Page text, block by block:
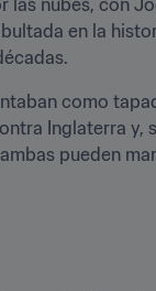
en la
como
Inglaterra y,
pueden